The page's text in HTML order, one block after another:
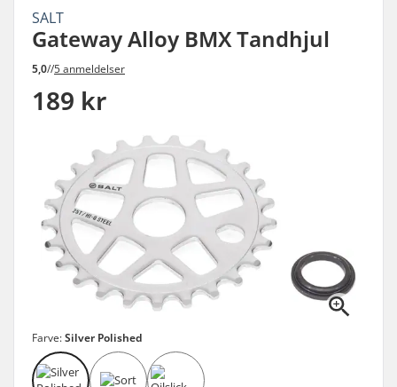
SALT
Gateway Alloy BMX Tandhjul
5,0//5 anmeldelser
189 kr
Farve:Silver Polished